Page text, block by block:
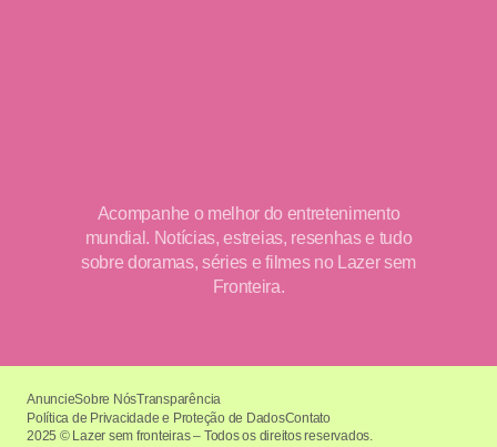
Acompanhe o melhor do entretenimento
mundial. Notícias, estreias, resenhas e tudo
sobre doramas, séries e filmes no Lazer sem
Fronteira.
2025 © Lazer sem fronteiras – Todos os direitos reservados.
AnuncieSobre NósTransparência
Política de Privacidade e Proteção de DadosContato